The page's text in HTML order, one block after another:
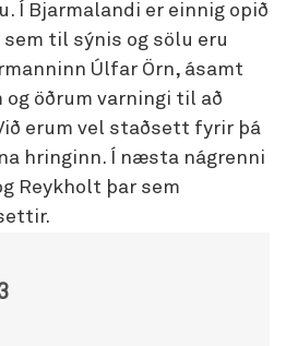
Í Bjarmalandi er einnig opið
til sýnis og sölu eru
Úlfar Örn, ásamt
öðrum varningi til að
erum vel staðsett fyrir þá
hringinn. Í næsta nágrenni
Reykholt þar sem